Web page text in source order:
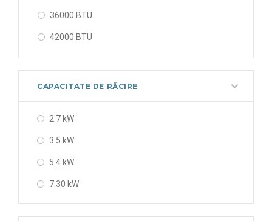
36000 BTU
42000 BTU
48000 BTU
CAPACITATE DE RĂCIRE
2.7 kW
3.5 kW
5.4 kW
7.30 kW